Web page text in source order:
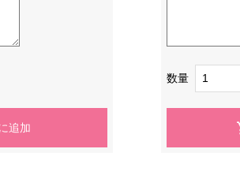
数量